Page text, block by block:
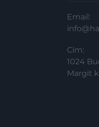
Email:
Cím:
1024
Margit